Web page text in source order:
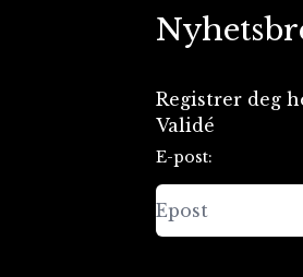
Registrer deg
Validé
E-post: